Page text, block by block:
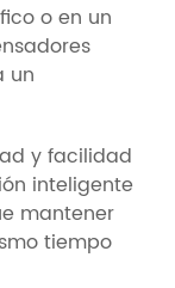
o en un
un
y facilidad
inteligente
mantener
tiempo